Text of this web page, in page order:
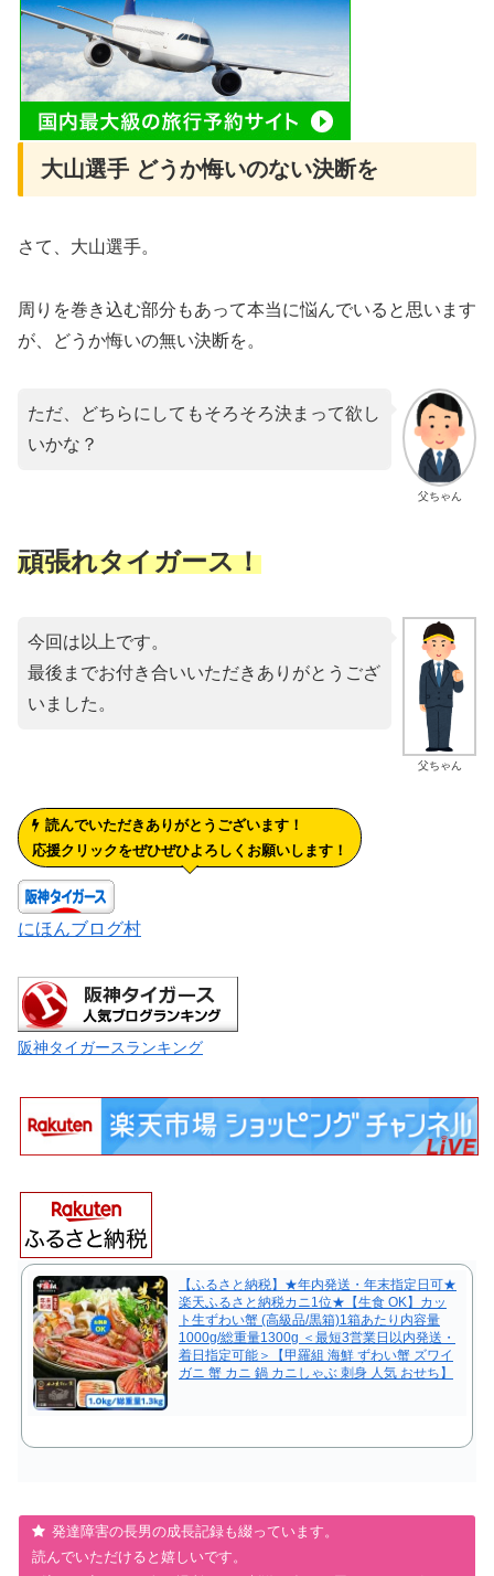
大山選手 どうか悔いのない決断を
さて、大山選手。
周りを巻き込む部分もあって本当に悩んでいると思います
が、どうか悔いの無い決断を。
父ちゃん
ただ、どちらにしてもそろそろ決まって欲し
いかな？
頑張れタイガース！
父ちゃん
今回は以上です。
最後までお付き合いいただきありがとうござ
いました。
読んでいただきありがとうございます！
応援クリックをぜひぜひよろしくお願いします！
にほんブログ村
阪神タイガースランキング
【ふるさと納税】★年内発送・年末指定日可★
楽天ふるさと納税カニ1位★【生食 OK】カッ
ト生ずわい蟹 (高級品/黒箱)1箱あたり内容量
1000g/総重量1300g ＜最短3営業日以内発送・
着日指定可能＞【甲羅組 海鮮 ずわい蟹 ズワイ
ガニ 蟹 カニ 鍋 カニしゃぶ 刺身 人気 おせち】
発達障害の長男の成長記録も綴っています。
読んでいただけると嬉しいです。